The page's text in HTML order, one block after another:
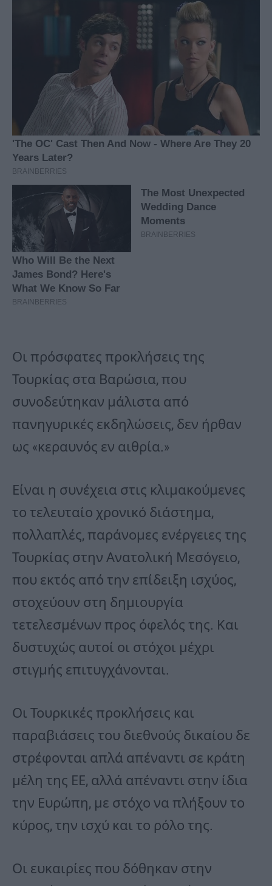
Οι πρόσφατες προκλήσεις της
Τουρκίας στα Βαρώσια, που
συνοδεύτηκαν μάλιστα από
πανηγυρικές εκδηλώσεις, δεν ήρθαν
ως «κεραυνός εν αιθρία.»
Είναι η συνέχεια στις κλιμακούμενες
το τελευταίο χρονικό διάστημα,
πολλαπλές, παράνομες ενέργειες της
Τουρκίας στην Ανατολική Μεσόγειο,
που εκτός από την επίδειξη ισχύος,
στοχεύουν στη δημιουργία
τετελεσμένων προς όφελός της. Και
δυστυχώς αυτοί οι στόχοι μέχρι
στιγμής επιτυγχάνονται.
Οι Τουρκικές προκλήσεις και
παραβιάσεις του διεθνούς δικαίου δε
στρέφονται απλά απέναντι σε κράτη
μέλη της ΕΕ, αλλά απέναντι στην ίδια
την Ευρώπη, με στόχο να πλήξουν το
κύρος, την ισχύ και το ρόλο της.
Οι ευκαιρίες που δόθηκαν στην